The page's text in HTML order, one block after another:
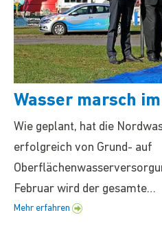
Wasser marsch
Wie geplant, hat die
erfolgreich von Grund- auf
Februar wird der gesamte…
Mehr erfahren